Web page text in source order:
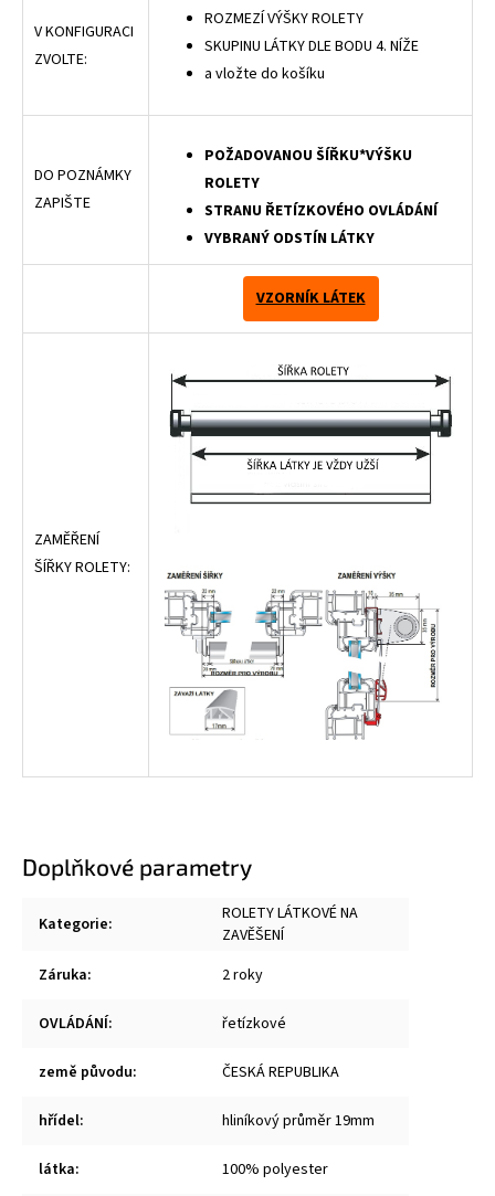
V KONFIGURACI
ZVOLTE:
ROZMEZÍ VÝŠKY ROLETY
SKUPINU LÁTKY DLE BODU 4. NÍŽE
a vložte do košíku
DO POZNÁMKY
ZAPIŠTE
POŽADOVANOU ŠÍŘKU*VÝŠKU
ROLETY
STRANU ŘETÍZKOVÉHO OVLÁDÁNÍ
VYBRANÝ ODSTÍN LÁTKY
VZORNÍK LÁTEK
ZAMĚŘENÍ
ŠÍŘKY ROLETY:
Doplňkové parametry
Kategorie:
ROLETY LÁTKOVÉ NA
ZAVĚŠENÍ
Záruka: 2 roky
OVLÁDÁNÍ: řetízkové
země původu: ČESKÁ REPUBLIKA
hřídel: hliníkový průměr 19mm
látka: 100% polyester